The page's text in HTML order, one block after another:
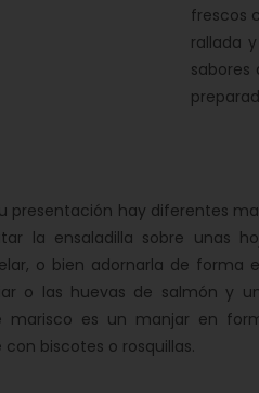
frescos
rallada
sabores
presentación hay diferentes
la ensaladilla sobre unas
o bien adornarla de forma
o las huevas de salmón y
marisco es un manjar en
biscotes o rosquillas.